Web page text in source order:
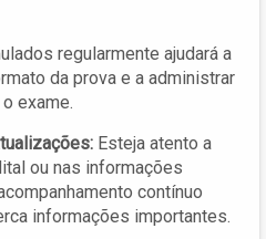
regularmente ajudará a
da prova e a administrar
exame.
Esteja atento a
ou nas informações
contínuo
informações importantes.